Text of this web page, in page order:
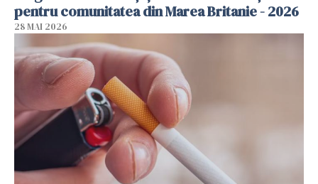
pentru comunitatea din Marea Britanie - 2026
28 MAI 2026